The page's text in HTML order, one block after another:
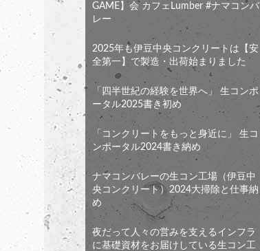
GAME】会 カフェLumber #ナマコンバ
レー
2025年も伊豆中央コンクリートは【安
全第一】で製造・出荷始まりました
「四半世紀の経験を世界へ」 生コンポ
ータル2025書き初め
「コンクリートをもっと身近に」 生コ
ンポータル2024書き納め
ナマコンバレーの生コン工場（伊豆中
央コンクリート）2024大掃除と仕事納
め
夜だって人々の営みを支えるインフラ
に基礎資材をお届けしている生コン工